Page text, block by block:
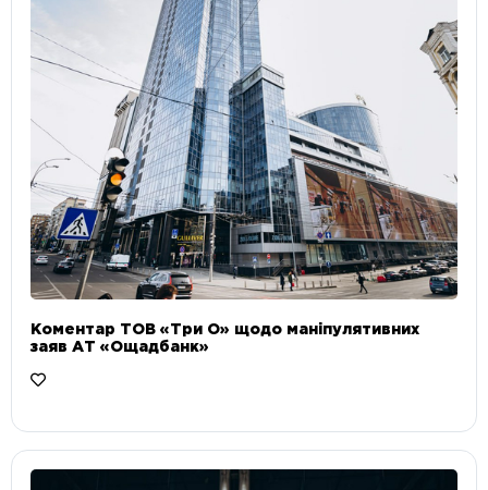
Коментар ТОВ «Три О» щодо маніпулятивних
заяв АТ «Ощадбанк»